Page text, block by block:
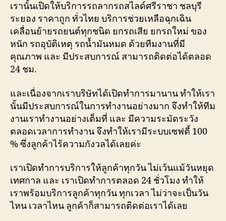
เรานั้นเปิดให้บริการรถลากรถสไลด์ศรีราชา ชลบุรี
ระยอง ราคาถูก ทั่วไทย บริการช่วยเหลือฉุกเฉิน
เคลื่อนย้ายรถยนต์ทุกชนิด ยกรถเสีย ยกรถใหม่ ของ
หนัก รถอุบัติเหตุ รถน้ำมันหมด ด้วยทีมงานที่มี
คุณภาพ และ มีประสบการณ์ สามารถติดต่อได้ตลอด
24 ชม.
และเนื่องจากเราบริษัทได้เปิดทำการมานาน ทำให้เรา
นั้นมีประสบการณ์ในการทำงานอย่างมาก จึงทำให้ทีม
งานเราทำงานอย่างเต็มที่ และ มีความระมัดระวัง
ตลอดเวลาการทำงาน จึงทำให้เรามีระบบเซฟตี้ 100
% ซึ่งลูกค้าไร้ความกังวลได้เลยค่ะ
เราเปิดทำการบริการให้ลูกค้าทุกวัน ไม่เว้นแม้วันหยุด
เทศกาล และ เราเปิดทำการตลอด 24 ชั่วโมง ทำให้
เราพร้อมบริการลูกค้าทุกวัน ทุกเวลา ไม่ว่าจะเป็นวัน
ไหน เวลาไหน ลูกค้าก็สามารถติดต่อเราได้เลย